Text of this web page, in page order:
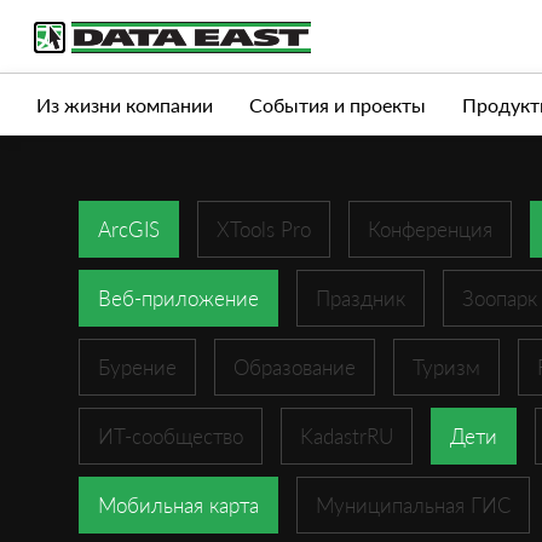
Услуги Продукты Истории успеха
Из жизни компании События и проекты
ArcGIS XTools Pro Конференция
Веб-приложение Праздник Зоопарк
Бурение Образование Туризм
ИТ-сообщество KadastrRU Дети
Мобильная карта Муниципальная ГИС